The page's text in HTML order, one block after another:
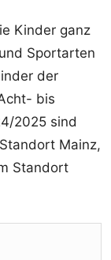
Kinder ganz
Sportarten
der
bis
2025 sind
Mainz,
Standort